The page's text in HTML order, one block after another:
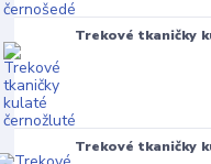
Trekové tkaničky
Trekové tkaničky